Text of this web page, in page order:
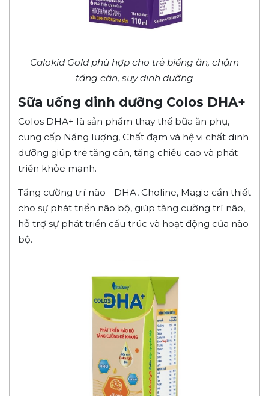
Calokid Gold phù hợp cho trẻ biếng ăn, chậm
tăng cân, suy dinh dưỡng
Sữa uống dinh dưỡng Colos DHA+
Colos DHA+ là sản phẩm thay thế bữa ăn phụ,
cung cấp Năng lượng, Chất đạm và hệ vi chất dinh
dưỡng giúp trẻ tăng cân, tăng chiều cao và phát
triển khỏe mạnh.
Tăng cường trí não - DHA, Choline, Magie cần thiết
cho sự phát triển não bộ, giúp tăng cường trí não,
hỗ trợ sự phát triển cấu trúc và hoạt động của não
bộ.